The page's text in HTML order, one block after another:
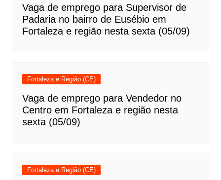
Vaga de emprego para Supervisor de
Padaria no bairro de Eusébio em
Fortaleza e região nesta sexta (05/09)
Fortaleza e Região (CE)
Vaga de emprego para Vendedor no
Centro em Fortaleza e região nesta
sexta (05/09)
Fortaleza e Região (CE)